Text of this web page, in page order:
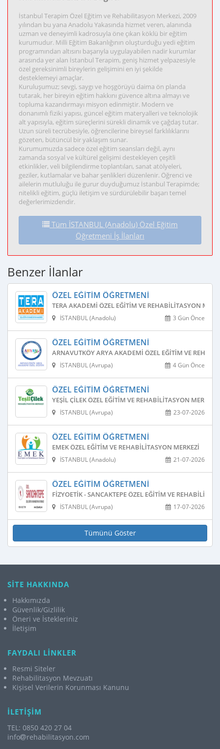
İstanbul Terapim Özel Eğitim ve Rehabilitasyon Merkezi, 2009
yılından bu yana Anadolu Yakasında hizmet veren, alanında
uzman ve deneyimli kadrosuyla öne çıkan köklü bir eğitim
kurumudur. Milli Eğitim Bakanlığının oluşturduğu yedi eğitim
programından altısını başarıyla uygulayabilen nadir kurumlar
arasında yer alan İstanbul Terapim, geniş hizmet yelpazesiyle
özel gereksinimli bireylerin gelişimini en iyi şekilde
desteklemeyi amaçlar.
Kuruluşumuz; sevgi, saygı ve hoşgörüyü daima ön planda
tutarak, her bireyin eğitim hakkını güvence altına almayı ve
topluma kazandırmayı misyon edinmiştir. Modern ve
donanımlı fiziki yapısı, güncel eğitim materyalleri ve teknolojik
alt yapısıyla, eğitim süreçlerini sürekli dinamik ve çağdaş tutar.
Uzun süreli tecrübesiyle, öğrencilerine bireysel farklılıklarını
gözeten, bütüncül bir yaklaşım sunar.
Kurumumuzda sadece özel eğitim seansları değil, aynı
zamanda sosyal ve kültürel gelişimi destekleyen çeşitli
etkinlikler, veli bilgilendirme toplantıları, sanat atölyeleri,
geziler, kutlamalar ve bahar şenlikleri düzenlenir. Öğrenci ve
ailelerin mutluluğu ile gurur duyduğumuz İstanbul Terapimde;
nitelikli eğitim, güçlü iletişim ve sürdürülebilir başarı temel
değerlerimizdendir.
Tüm İSTANBUL (Anadolu) Özel Eğitim
Öğretmeni İş İlanları
Benzer İlanlar
ÖZEL EĞITIM ÖĞRETMENI
TERA AKADEMI ÖZEL EĞITIM VE REHABILITASYON
3 Gün Önce
İSTANBUL (Anadolu)
ÖZEL EĞITIM ÖĞRETMENI
ARNAVUTKÖY ARYA AKADEMI ÖZEL EĞITIM VE
4 Gün Önce
İSTANBUL (Avrupa)
ÖZEL EĞITIM ÖĞRETMENI
YEŞIL ÇILEK ÖZEL EĞITIM VE REHABILITASYON MERKEZI
23-07-2026
İSTANBUL (Avrupa)
ÖZEL EĞITIM ÖĞRETMENI
EMEK ÖZEL EĞITIM VE REHABILITASYON MERKEZI
21-07-2026
İSTANBUL (Anadolu)
ÖZEL EĞITIM ÖĞRETMENI
FIZYOETIK - SANCAKTEPE ÖZEL EĞITIM VE
17-07-2026
İSTANBUL (Avrupa)
Tümünü Göster
SİTE HAKKINDA
Hakkımızda
Güvenlik/Gizlilik
Öneri ve İstekleriniz
İletişim
FAYDALI LİNKLER
Resmi Siteler
Rehabilitasyon Mevzuatı
Kişisel Verilerin Korunması Kanunu
İLETİŞİM
TEL: 0850 420 27 04
info
rehabilitasyon.com